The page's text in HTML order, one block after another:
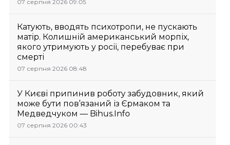
07 серпня 2026 09:05
Катують, вводять психотропи, не пускають
матір. Колишній американський морпіх,
якого утримують у росії, перебуває при
смерті
07 серпня 2026 08:48
У Києві припинив роботу забудовник, який
може бути пов’язаний із Єрмаком та
Медведчуком — Bihus.Info
07 серпня 2026 00:43